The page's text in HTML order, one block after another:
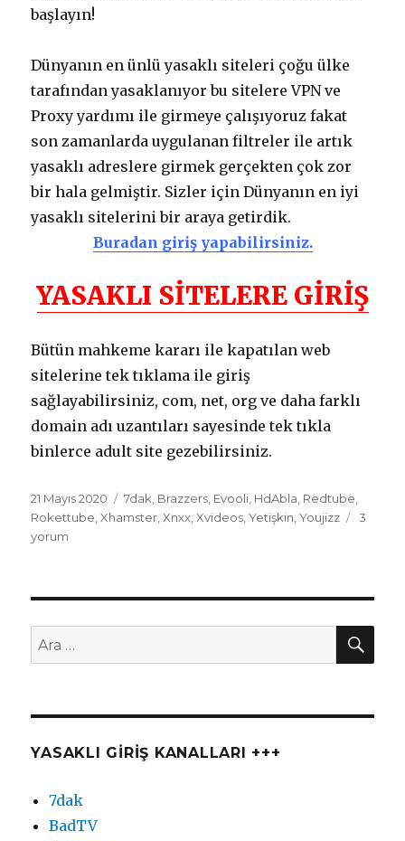
başlayın!
Dünyanın en ünlü yasaklı siteleri çoğu ülke
tarafından yasaklanıyor bu sitelere VPN ve
Proxy yardımı ile girmeye çalışıyoruz fakat
son zamanlarda uygulanan filtreler ile artık
yasaklı adreslere girmek gerçekten çok zor
bir hala gelmiştir. Sizler için Dünyanın en iyi
yasaklı sitelerini bir araya getirdik.
Buradan giriş yapabilirsiniz.
YASAKLI SİTELERE GİRİŞ
Bütün mahkeme kararı ile kapatılan web
sitelerine tek tıklama ile giriş
sağlayabilirsiniz, com, net, org ve daha farklı
domain adı uzantıları sayesinde tek tıkla
binlerce adult site gezebilirsiniz.
Yayın
tarihi
21 Mayıs 2020 Kategoriler
7dak Brazzers Evooli HdAbla Redtube
Rokettube ,Xhamster ,Xnxx ,Xvideos ,Yetişkin ,Youjizz
3
yorum
Ara:
YASAKLI GİRİŞ KANALLARI +++
7dak
BadTV